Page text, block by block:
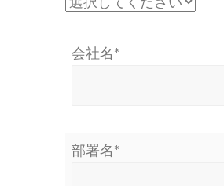
会社名*
部署名*